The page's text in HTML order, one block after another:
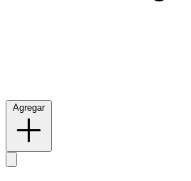
Agregar